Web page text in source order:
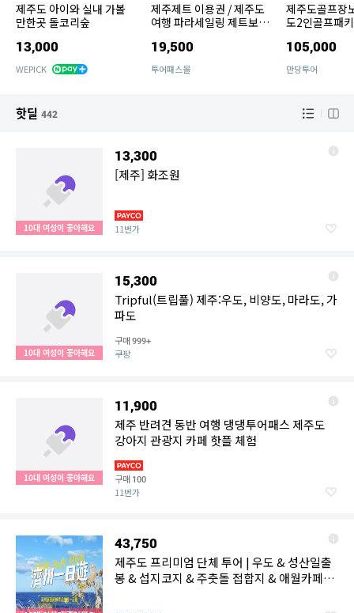
제주도 아이와 실내 가볼
만한곳 돌코리숲
13,000
WEPICK
제주제트 이용권 / 제주도
여행 파라세일링 제트보트
19,500
투어패스몰
제주도골프장
도2인골프패
105,000
만당투어
핫딜 442
10대 여성이 좋아해요
13,300
[제주] 화조원
11번가
10대 여성이 좋아해요
15,300
Tripful(트립풀) 제주:우도, 비양도, 마라도, 가
파도
구매999+
쿠팡
10대 여성이 좋아해요
11,900
제주 반려견 동반 여행 댕댕투어패스 제주도
강아지 관광지 카페 핫플 체험
구매 100
11번가
43,750
제주도 프리미엄 단체 투어 | 우도 & 성산일출
봉 & 섭지코지 & 주춧돌 접합지 & 애월카페거